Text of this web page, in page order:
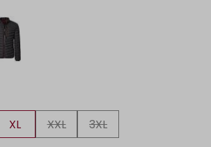
XL XXL 3XL